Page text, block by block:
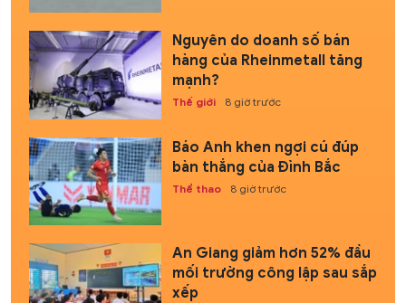
Nguyên do doanh số bán
hàng của Rheinmetall tăng
mạnh?
Thế giới 8 giờ trước
Báo Anh khen ngợi cú đúp
bàn thắng của Đình Bắc
Thể thao 8 giờ trước
An Giang giảm hơn 52% đầu
mối trường công lập sau sắp
xếp